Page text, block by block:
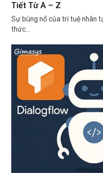
Tiết Từ A – Z
Sự bùng nổ của trí tuệ nhân
thức…